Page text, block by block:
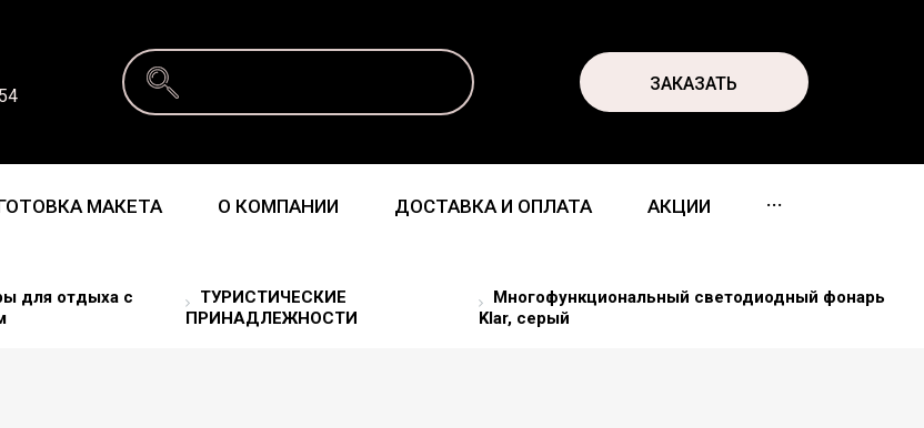
ЗАКАЗАТЬ
МАКЕТА О КОМПАНИИ ДОСТАВКА И ОПЛАТА АКЦИИ ...
для отдыха с
ТУРИСТИЧЕСКИЕ
ПРИНАДЛЕЖНОСТИ
Многофункциональный светодиодный фонарь
Klar, серый